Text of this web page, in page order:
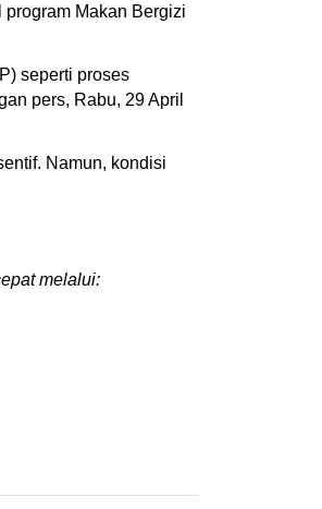
Makan Bergizi
seperti proses
pers, Rabu, 29 April
Namun, kondisi
melalui: